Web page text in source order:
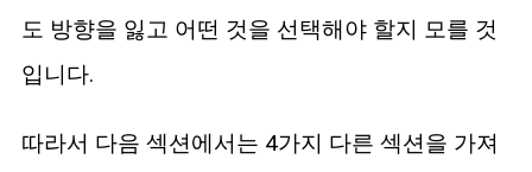
도 방향을 잃고 어떤 것을 선택해야 할지 모를 것
입니다.
따라서 다음 섹션에서는 4가지 다른 섹션을 가져